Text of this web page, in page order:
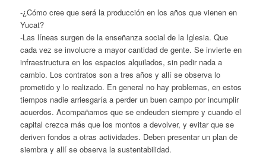
-¿Cómo cree que será la producción en los años que vienen en
Yucat?
-Las líneas surgen de la enseñanza social de la Iglesia. Que
cada vez se involucre a mayor cantidad de gente. Se invierte en
infraestructura en los espacios alquilados, sin pedir nada a
cambio. Los contratos son a tres años y allí se observa lo
prometido y lo realizado. En general no hay problemas, en estos
tiempos nadie arriesgaría a perder un buen campo por incumplir
acuerdos. Acompañamos que se endeuden siempre y cuando el
capital crezca más que los montos a devolver, y evitar que se
deriven fondos a otras actividades. Deben presentar un plan de
siembra y allí se observa la sustentabilidad.